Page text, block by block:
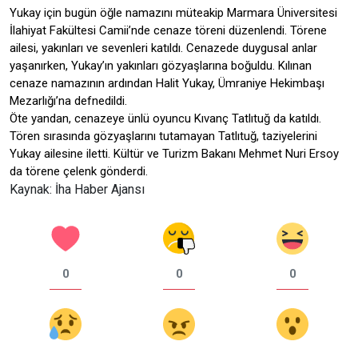
Yukay için bugün öğle namazını müteakip Marmara Üniversitesi
İlahiyat Fakültesi Camii’nde cenaze töreni düzenlendi. Törene
ailesi, yakınları ve sevenleri katıldı. Cenazede duygusal anlar
yaşanırken, Yukay’ın yakınları gözyaşlarına boğuldu. Kılınan
cenaze namazının ardından Halit Yukay, Ümraniye Hekimbaşı
Mezarlığı’na defnedildi.
Öte yandan, cenazeye ünlü oyuncu Kıvanç Tatlıtuğ da katıldı.
Tören sırasında gözyaşlarını tutamayan Tatlıtuğ, taziyelerini
Yukay ailesine iletti. Kültür ve Turizm Bakanı Mehmet Nuri Ersoy
da törene çelenk gönderdi.
Kaynak: İha Haber Ajansı
0 0 0